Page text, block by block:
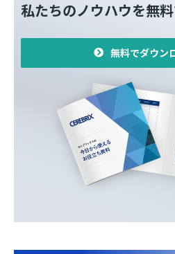
私たちのノウハウを無
無料でダウン